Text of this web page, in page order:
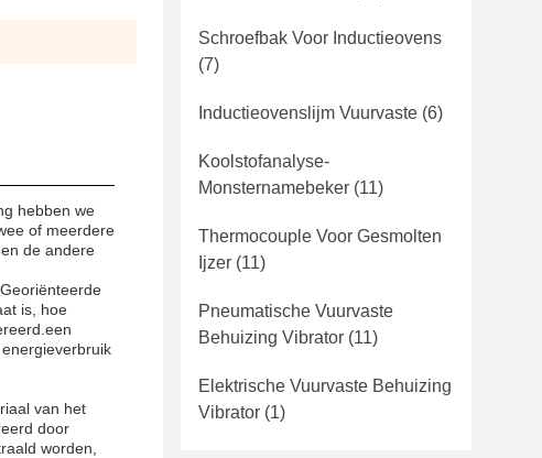
hebben we
of meerdere
de andere
is, hoe
van het
door
worden,
Schroefbak Voor Inductieovens
(7)
Inductieovenslijm Vuurvaste (6)
Koolstofanalyse-
Monsternamebeker (11)
Thermocouple Voor Gesmolten
Ijzer (11)
Pneumatische Vuurvaste
Behuizing Vibrator (11)
Elektrische Vuurvaste Behuizing
Vibrator (1)